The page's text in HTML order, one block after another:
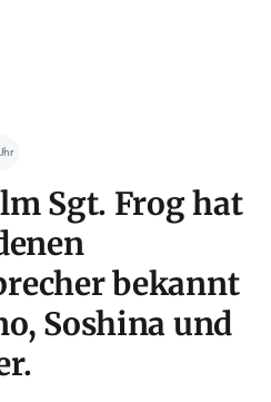
Sgt. Frog hat
bekannt
Soshina und